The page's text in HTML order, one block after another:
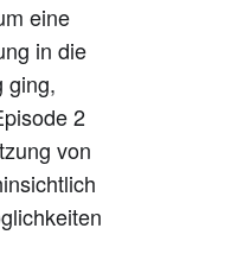
eine
in die
ging,
2
von